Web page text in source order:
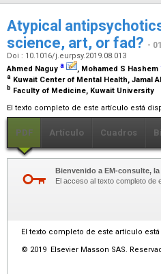
Atypical
science, art, or fad? -
Doi : 10.1016/j.eurpsy.2019.08.013
Ahmed Naguy a , Mohamed S Hashem
a Kuwait Center of Mental Health, Jamal
b Faculty of Medicine, Kuwait University
El texto completo de este artículo está
PDF Artículo Cuadros
Bienvenido a EM-consulte,
El acceso al texto completo de
El texto completo de este artículo
© 2019 Elsevier Masson SAS.